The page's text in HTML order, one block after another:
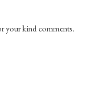
your kind comments.